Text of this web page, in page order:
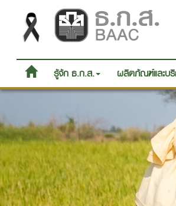
รู้จัก ธ.ก.ส. ผลิตภัณฑ์และบริ